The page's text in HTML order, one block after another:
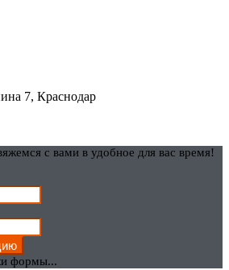
7, Краснодар
с вами в удобное для вас время!
формы...